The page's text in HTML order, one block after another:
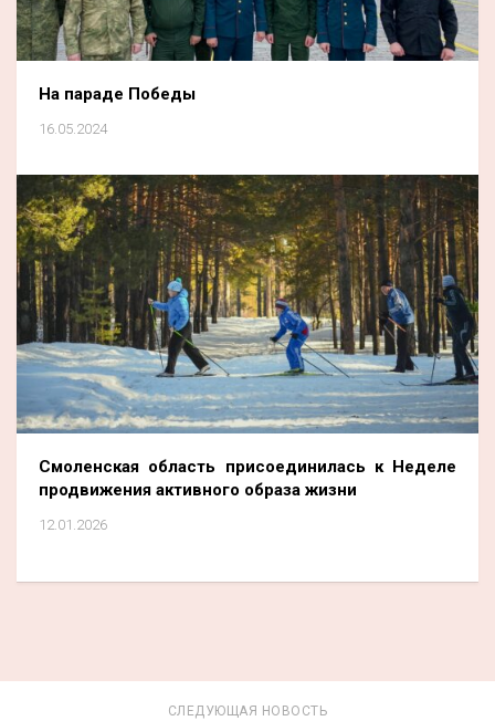
На параде Победы
16.05.2024
Смоленская область присоединилась к Неделе
продвижения активного образа жизни
12.01.2026
СЛЕДУЮЩАЯ НОВОСТЬ